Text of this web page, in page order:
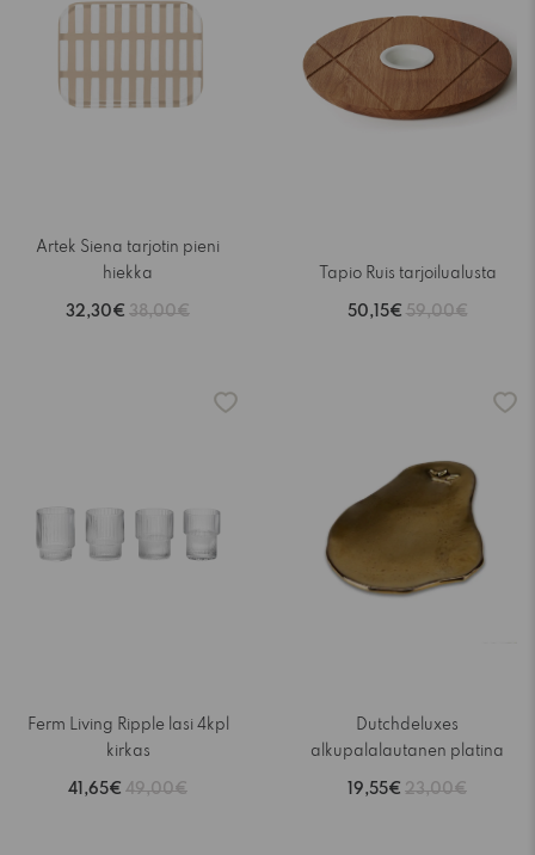
Artek Siena tarjotin pieni
hiekka
32,30€ 38,00€
Tapio Ruis tarjoilualusta
50,15€ 59,00€
Ferm Living Ripple lasi 4kpl
kirkas
41,65€ 49,00€
Dutchdeluxes
alkupalalautanen platina
19,55€ 23,00€